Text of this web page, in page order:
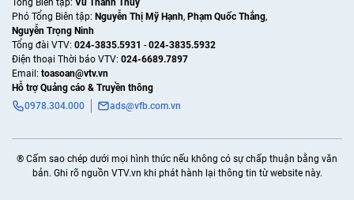
Phó Tổng Biên tập: Nguyễn Thị Mỹ Hạnh, Phạm Quốc Thắng,
Nguyễn Trọng Ninh
Tổng đài VTV: 024-3835.5931 - 024-3835.5932
Ðiện thoại Thời báo VTV: 024-6689.7897
Email: toasoan@vtv.vn
Hỗ trợ Quảng cáo & Truyền thông
0978.304.000
ads@vfb.com.vn
® Cấm sao chép dưới mọi hình thức nếu không có sự chấp thuận bằng văn
bản. Ghi rõ nguồn VTV.vn khi phát hành lại thông tin từ website này.